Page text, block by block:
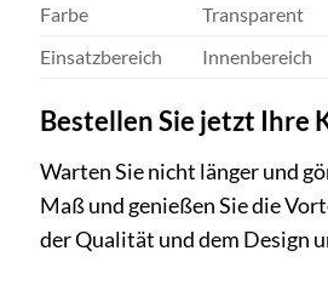
Farbe
Transparent
Einsatzbereich
Innenbereich
Bestellen Sie jetzt Ihre
Warten Sie nicht länger und
Maß und genießen Sie die
der Qualität und dem Design